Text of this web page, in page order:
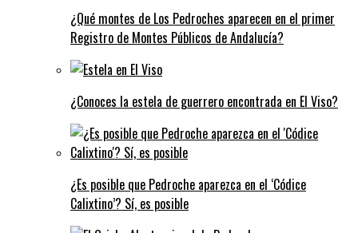
¿Qué montes de Los Pedroches aparecen en el primer
Registro de Montes Públicos de Andalucía?
¿Conoces la estela de guerrero encontrada en El Viso?
¿Es posible que Pedroche aparezca en el ‘Códice
Calixtino’? Sí, es posible